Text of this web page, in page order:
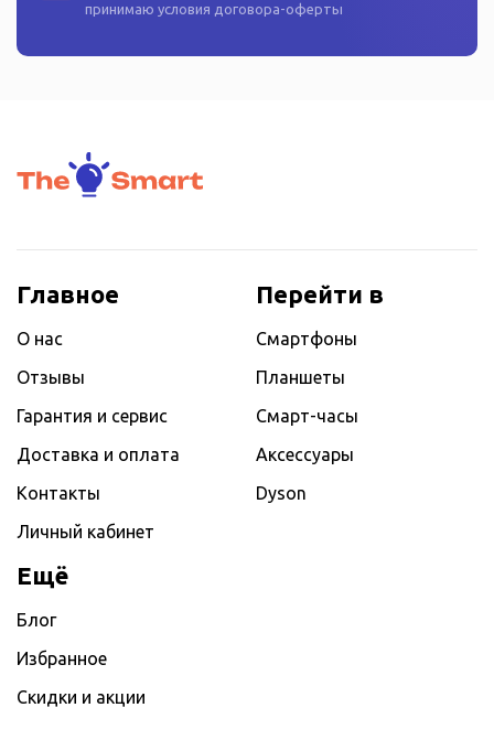
принимаю условия договора-оферты
Главное
О нас
Отзывы
Гарантия и сервис
Доставка и оплата
Контакты
Личный кабинет
Перейти в
Смартфоны
Планшеты
Смарт-часы
Аксессуары
Dyson
Ещё
Блог
Избранное
Скидки и акции